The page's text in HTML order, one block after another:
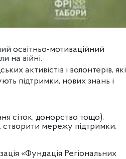
освітньо-мотиваційний
на війні.
активістів і волонтерів, які
підтримки, нових знань і
сіток, донорство тощо);
створити мережу підтримки;
«Фундація Регіональних